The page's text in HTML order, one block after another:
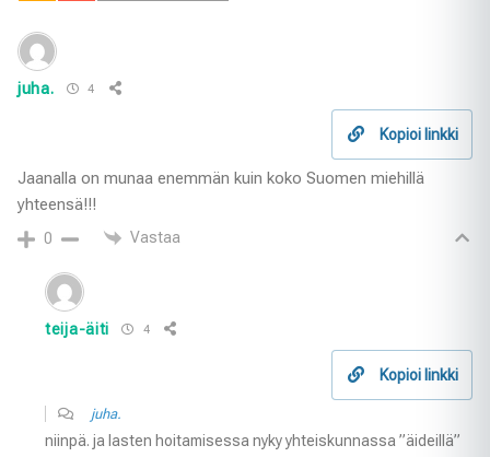
juha. 4
Kopioi linkki
Jaanalla on munaa enemmän kuin koko Suomen miehillä
yhteensä!!!
0 Vastaa
teija-äiti 4
Kopioi linkki
juha.
niinpä. ja lasten hoitamisessa nyky yhteiskunnassa ”äideillä”